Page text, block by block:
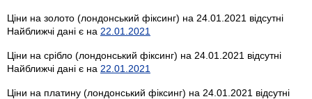
Ціни на золото (лондонський фіксинг) на 24.01.2021 відсутні
Найближчі дані є на 22.01.2021
Ціни на срібло (лондонський фіксинг) на 24.01.2021 відсутні
Найближчі дані є на 22.01.2021
Ціни на платину (лондонський фіксинг) на 24.01.2021 відсутні